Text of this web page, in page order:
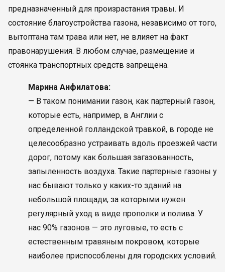
предназначенный для произрастания травы. И
состояние благоустройства газона, независимо от того,
вытоптана там трава или нет, не влияет на факт
правонарушения. В любом случае, размещение и
стоянка транспортных средств запрещена.
Марина Анфилатова:
— В таком понимании газон, как партерный газон,
которые есть, например, в Англии с
определенной голландской травкой, в городе не
целесообразно устраивать вдоль проезжей части
дорог, потому как большая загазованность,
запыленность воздуха. Такие партерные газоны у
нас бывают только у каких-то зданий на
небольшой площади, за которыми нужен
регулярный уход в виде прополки и полива. У
нас 90% газонов — это луговые, то есть с
естественным травяным покровом, которые
наиболее приспособлены для городских условий.